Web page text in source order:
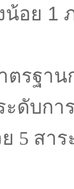
น้อย 1
ตรฐา
ะดับก
5 สาร